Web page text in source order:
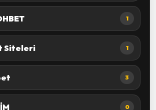
1
Siteleri 1
3
0